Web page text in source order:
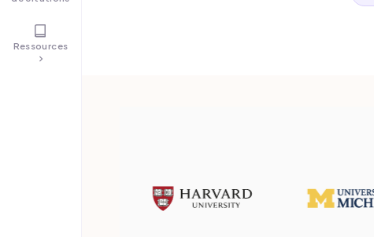
Ressources